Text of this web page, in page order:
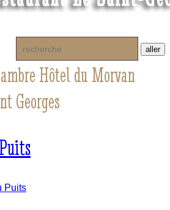
Hôtel du Morvan
Georges